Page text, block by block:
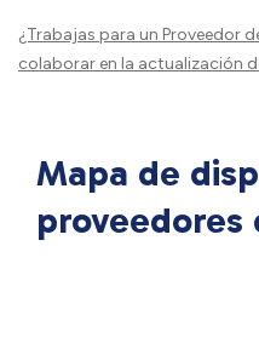
¿Trabajas para un Proveedor
colaborar en la actualización
Mapa de